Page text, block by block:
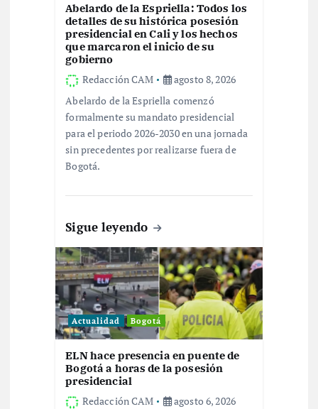
Abelardo de la Espriella: Todos los
detalles de su histórica posesión
presidencial en Cali y los hechos
que marcaron el inicio de su
gobierno
Redacción CAM
agosto 8, 2026
Abelardo de la Espriella comenzó
formalmente su mandato presidencial
para el periodo 2026-2030 en una jornada
sin precedentes por realizarse fuera de
Bogotá.
Sigue leyendo
Actualidad Bogotá
ELN hace presencia en puente de
Bogotá a horas de la posesión
presidencial
Redacción CAM
agosto 6, 2026